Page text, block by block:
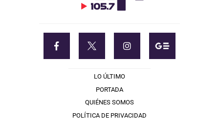
LO ÚLTIMO
PORTADA
QUIÉNES SOMOS
POLÍTICA DE PRIVACIDAD